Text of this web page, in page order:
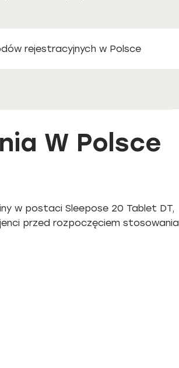
rejestracyjnych w Polsce
W Polsce
w postaci Sleepose 20 Tablet DT,
przed rozpoczęciem stosowania